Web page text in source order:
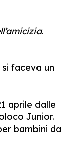
.
faceva un
aprile dalle
Junior.
bambini da